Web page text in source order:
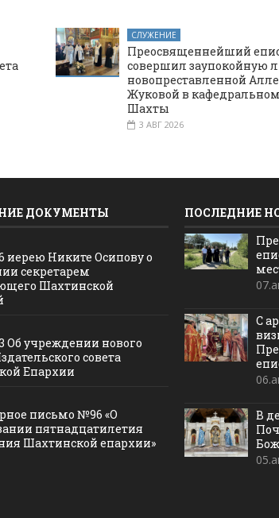
СЛУЖЕНИЕ
Преосвященнейший
совершил заупокойную
новопреставленной
Жуковой в кафедральном
Шахты
3 АВГ 2026
ДОКУМЕНТЫ
иерею Никите Осипову о
секретарем
Шахтинской
Об учреждении нового
совета
Епархии
письмо №96 «О
пятнадцатилетия
Шахтинской епархии»
ПОСЛЕДНИЕ
С
В